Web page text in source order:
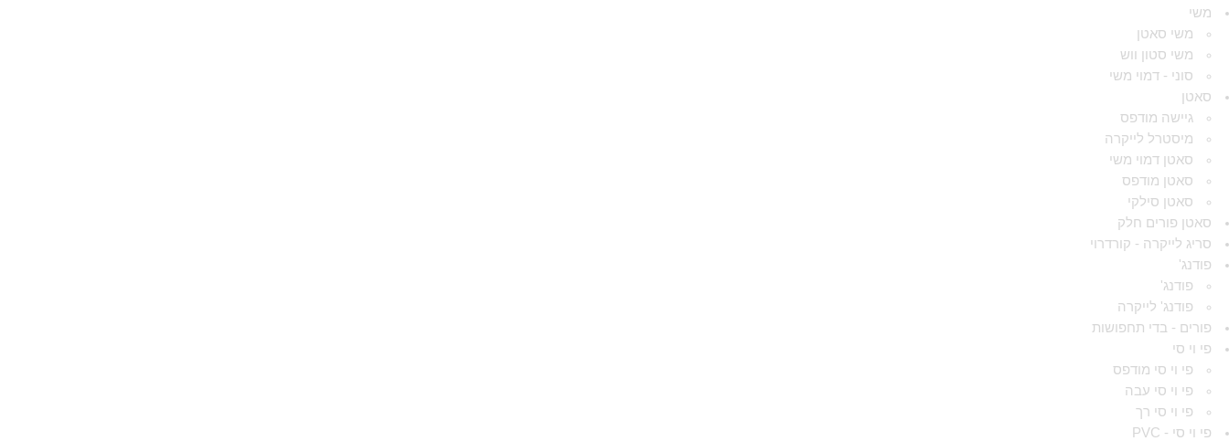
משי
משי סאטן
משי סטון ווש
סוני - דמוי משי
סאטן
גיישה מודפס
מיסטרל לייקרה
סאטן דמוי משי
סאטן מודפס
סאטן סילקי
סאטן פורים חלק
סריג לייקרה - קורדרוי
פודנג'
פודנג'
פודנג' לייקרה
פורים - בדי תחפושות
פי וי סי
פי וי סי מודפס
פי וי סי עבה
פי וי סי רך
פי וי סי - PVC